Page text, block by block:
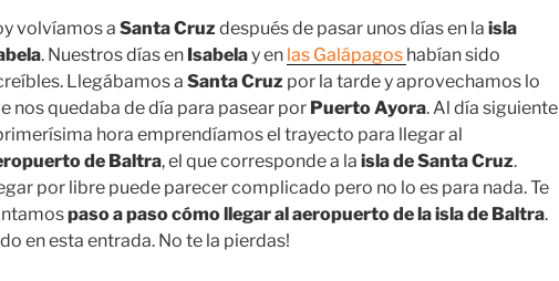
volvíamos a Santa Cruz después de pasar unos días en la isla
. Nuestros días en Isabelay en las Galápagos habían sido
Llegábamos a Santa Cruz por la tarde y aprovechamos lo
nos quedaba de día para pasear por Puerto Ayora. Al día siguiente
hora emprendíamos el trayecto para llegar al
de Baltra, el que corresponde a la isla de Santa Cruz.
por libre puede parecer complicado pero no lo es para nada. Te
paso a paso cómo llegar al aeropuerto de la isla de Baltra.
en esta entrada. No te la pierdas!